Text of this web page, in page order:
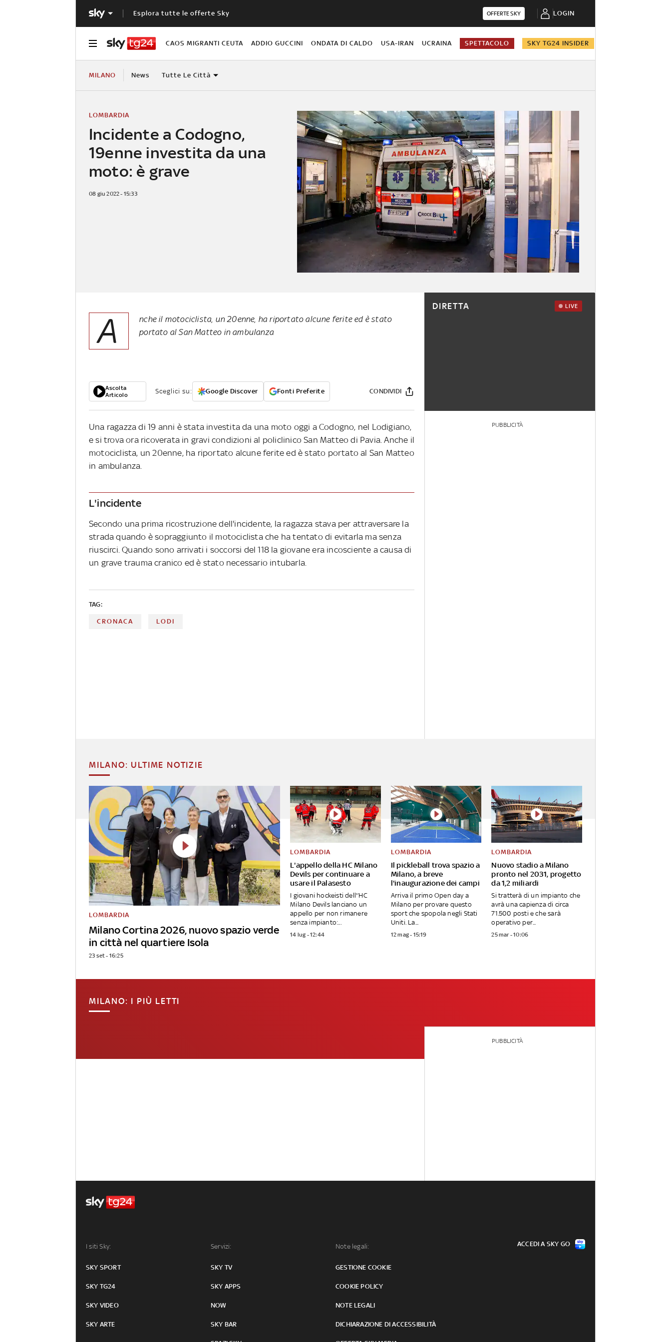
Esplora tutte le offerte Sky OFFERTE SKY LOGIN
CAOS MIGRANTI CEUTA ADDIO GUCCINI ONDATA DI CALDO USA-IRAN UCRAINA SPETTACOLO SKY TG24 INSIDER
MILANO News Tutte Le Città
Incidente a Codogno,
19enne investita da una
moto: è grave
LOMBARDIA
08 giu 2022 - 15:33
A
nche il motociclista, un 20enne, ha riportato alcune ferite ed è stato
portato al San Matteo in ambulanza
Ascolta
Articolo
Sceglici su: Google Discover Fonti Preferite CONDIVIDI
Una ragazza di 19 anni è stata investita da una moto oggi a Codogno, nel Lodigiano,
e si trova ora ricoverata in gravi condizioni al policlinico San Matteo di Pavia. Anche il
motociclista, un 20enne, ha riportato alcune ferite ed è stato portato al San Matteo
in ambulanza.
L'incidente
Secondo una prima ricostruzione dell'incidente, la ragazza stava per attraversare la
strada quando è sopraggiunto il motociclista che ha tentato di evitarla ma senza
riuscirci. Quando sono arrivati i soccorsi del 118 la giovane era incosciente a causa di
un grave trauma cranico ed è stato necessario intubarla.
TAG:
CRONACA LODI
DIRETTA LIVE
PUBBLICITÀ
MILANO: ULTIME NOTIZIE
Milano Cortina 2026, nuovo spazio verde
in città nel quartiere Isola
LOMBARDIA
23 set - 16:25
L'appello della HC Milano
Devils per continuare a
usare il Palasesto
LOMBARDIA
I giovani hockeisti dell'’HC
Milano Devils lanciano un
appello per non rimanere
senza impianto:...
14 lug - 12:44
Il pickleball trova spazio a
Milano, a breve
l'inaugurazione dei campi
LOMBARDIA
Arriva il primo Open day a
Milano per provare questo
sport che spopola negli Stati
Uniti. La...
12 mag - 15:19
Nuovo stadio a Milano
pronto nel 2031, progetto
da 1,2 miliardi
LOMBARDIA
Si tratterà di un impianto che
avrà una capienza di circa
71.500 posti e che sarà
operativo per...
25 mar - 10:06
MILANO: I PIÙ LETTI
PUBBLICITÀ
I siti Sky:
SKY SPORT
SKY TG24
SKY VIDEO
SKY ARTE
Servizi:
SKY TV
SKY APPS
NOW
SKY BAR
Note legali:
GESTIONE COOKIE
COOKIE POLICY
NOTE LEGALI
DICHIARAZIONE DI ACCESSIBILITÀ
ACCEDI A SKY GO